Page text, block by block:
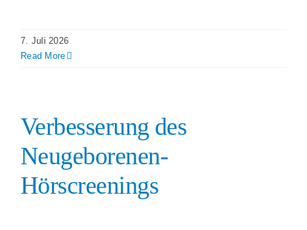
7. Juli 2026
Read More
Verbesserung des
Neugeborenen-
Hörscreenings